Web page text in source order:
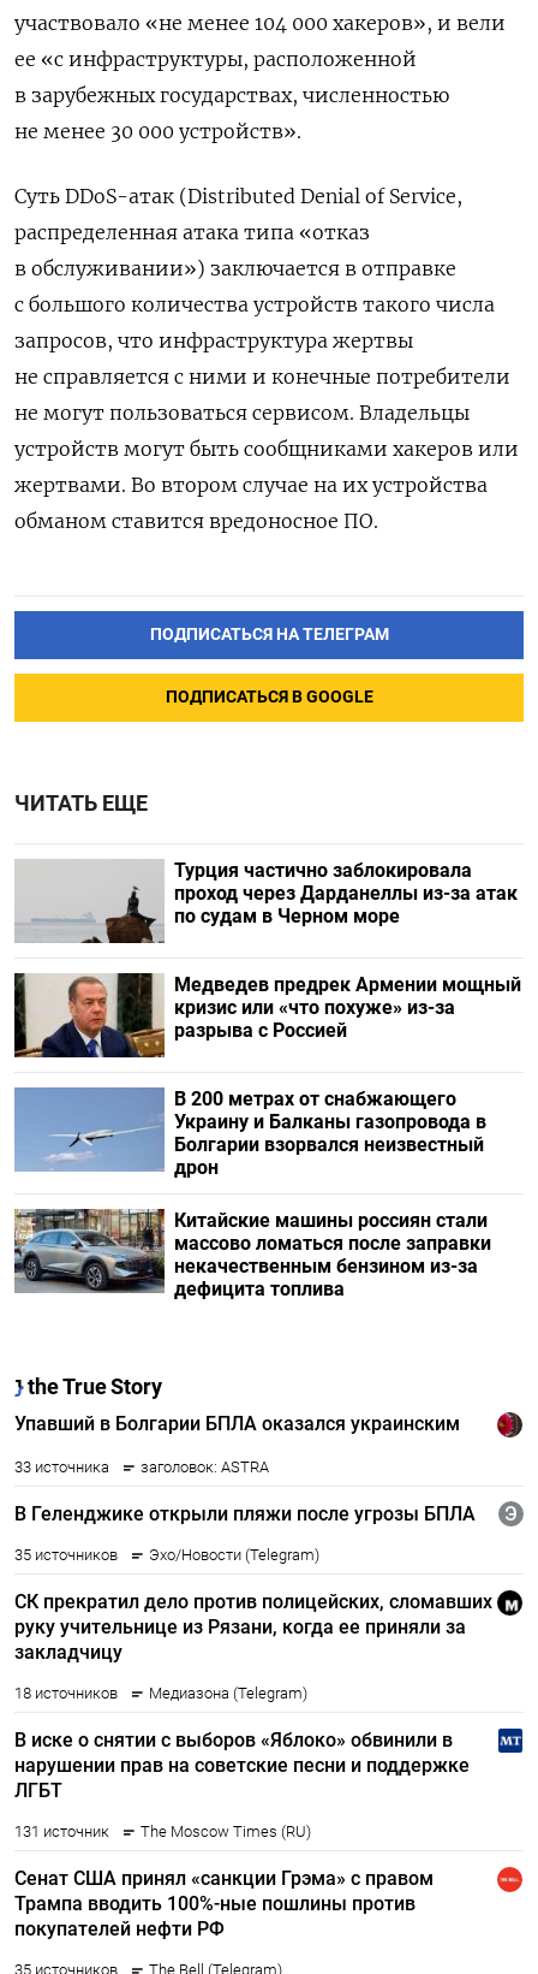
участвовало «не менее 104 000 хакеров», и вели
ее «с инфраструктуры, расположенной
в зарубежных государствах, численностью
не менее 30 000 устройств».
Суть DDoS-атак (Distributed Denial of Service,
распределенная атака типа «отказ
в обслуживании») заключается в отправке
с большого количества устройств такого числа
запросов, что инфраструктура жертвы
не справляется с ними и конечные потребители
не могут пользоваться сервисом. Владельцы
устройств могут быть сообщниками хакеров или
жертвами. Во втором случае на их устройства
обманом ставится вредоносное ПО.
ПОДПИСАТЬСЯ НА ТЕЛЕГРАМ
ПОДПИСАТЬСЯ В GOOGLE
ЧИТАТЬ ЕЩЕ
Турция частично заблокировала
проход через Дарданеллы из-за атак
по судам в Черном море
Медведев предрек Армении мощный
кризис или «что похуже» из-за
разрыва с Россией
В 200 метрах от снабжающего
Украину и Балканы газопровода в
Болгарии взорвался неизвестный
дрон
Китайские машины россиян стали
массово ломаться после заправки
некачественным бензином из-за
дефицита топлива